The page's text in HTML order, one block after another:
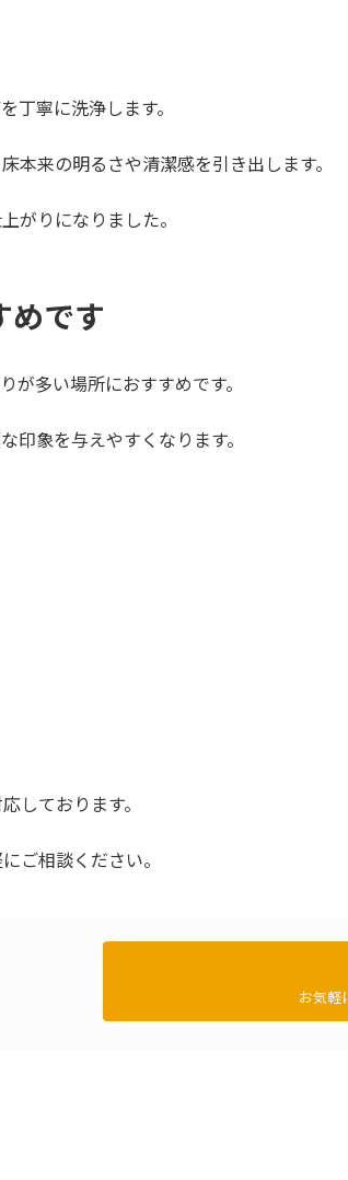
丁寧に洗浄します。
本来の明るさや清潔感を引き出します。
がりになりました。
めです
が多い場所におすすめです。
印象を与えやすくなります。
しております。
ご相談ください。
お気軽